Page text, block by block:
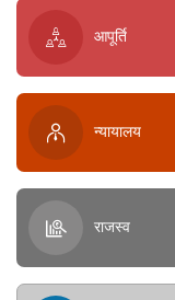
आपूर्ति
न्यायालय
राजस्व